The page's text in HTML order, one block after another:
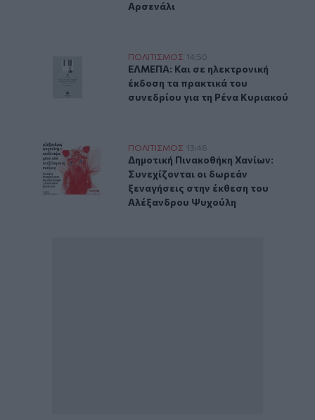
Αρσενάλι
ΕΛΜΕΠΑ: Και σε ηλεκτρονική έκδοση τα πρακτικά του
ΠΟΛΙΤΙΣΜΟΣ 14:50
ΕΛΜΕΠΑ: Και σε ηλεκτρονική
ΕΛΜΕΠΑ: Και σε ηλεκτρονική
έκδοση τα πρακτικά του
συνεδρίου για τη Ρένα Κυριακού
Δημοτική Πινακοθήκη Χανίων: Συνεχίζονται οι
ΠΟΛΙΤΙΣΜΟΣ 13:46
Δημοτική Πινακοθήκη Χανίων:
Δημοτική Πινακοθήκη Χανίων:
Συνεχίζονται οι δωρεάν
ξεναγήσεις στην έκθεση του
Αλέξανδρου Ψυχούλη